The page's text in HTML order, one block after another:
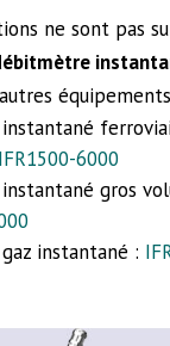
ne sont pas
IFR1500-6000
gros
instantané :